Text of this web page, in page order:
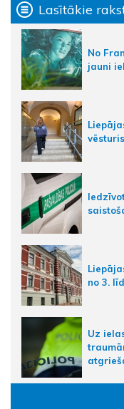
Lasītākie
No
jauni
no 3.
Uz